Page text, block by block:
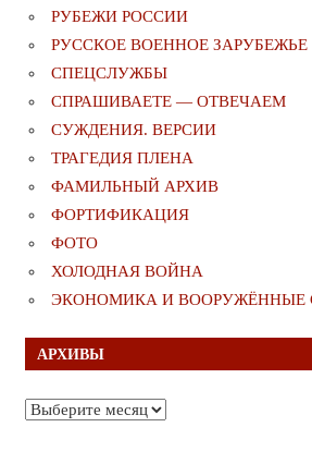
РУБЕЖИ РОССИИ
РУССКОЕ ВОЕННОЕ ЗАРУБЕЖЬЕ
СПЕЦСЛУЖБЫ
СПРАШИВАЕТЕ — ОТВЕЧАЕМ
СУЖДЕНИЯ. ВЕРСИИ
ТРАГЕДИЯ ПЛЕНА
ФАМИЛЬНЫЙ АРХИВ
ФОРТИФИКАЦИЯ
ФОТО
ХОЛОДНАЯ ВОЙНА
ЭКОНОМИКА И ВООРУЖЁННЫЕ
АРХИВЫ
Архивы